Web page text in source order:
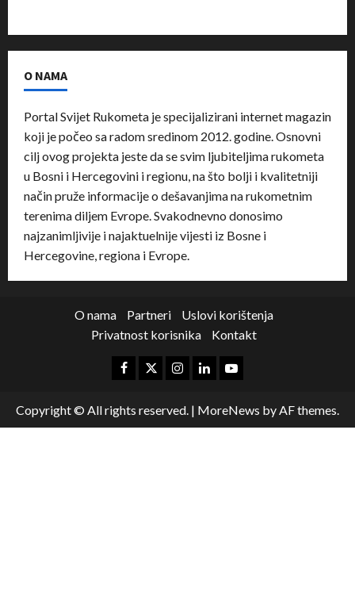
O NAMA
Portal Svijet Rukometa je specijalizirani internet magazin
koji je počeo sa radom sredinom 2012. godine. Osnovni
cilj ovog projekta jeste da se svim ljubiteljima rukometa
u Bosni i Hercegovini i regionu, na što bolji i kvalitetniji
način pruže informacije o dešavanjima na rukometnim
terenima diljem Evrope. Svakodnevno donosimo
najzanimljivije i najaktuelnije vijesti iz Bosne i
Hercegovine, regiona i Evrope.
O nama Partneri
Uslovi korištenja
Privatnost korisnika
Kontakt
Copyright © All rights reserved. | MoreNews by AF themes.